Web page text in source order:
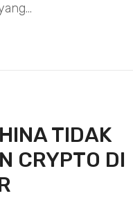
TIDAK
CRYPTO DI